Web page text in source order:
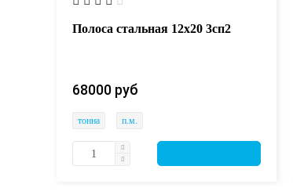
Полоса стальная 12х20 3сп2
68000 руб
тонна п.м.